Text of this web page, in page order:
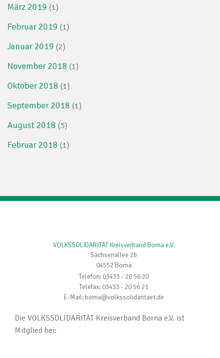
März 2019 (1)
Februar 2019 (1)
Januar 2019 (2)
November 2018 (1)
Oktober 2018 (1)
September 2018 (1)
August 2018 (5)
Februar 2018 (1)
VOLKSSOLIDARITÄT Kreisverband Borna e.V.
Sachsenallee 2b
04552 Borna
Telefon: 03433 - 20 56 20
Telefax: 03433 - 20 56 21
E-Mail: borna@volkssolidaritaet.de
Die VOLKSSOLIDARITÄT Kreisverband Borna e.V. ist
Mitglied bei: